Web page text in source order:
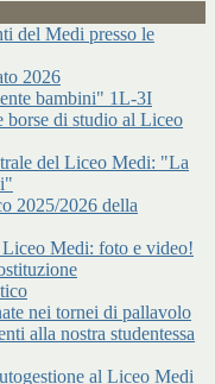
del Medi presso le
2026
bambini" 1L-3I
borse di studio al Liceo
del Liceo Medi: "La
2025/2026 della
Medi: foto e video!
nei tornei di pallavolo
alla nostra studentessa
al Liceo Medi